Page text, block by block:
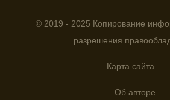
фазах луны и их влиянии
рыбы.
Прогноз клева учитывает
© 2019 - 2025 Копирование
разрешения
Карта сайта
Об авторе